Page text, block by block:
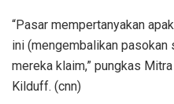
“Pasar mempertanyakan
ini (mengembalikan
mereka klaim,” pungkas
Kilduff. (cnn)